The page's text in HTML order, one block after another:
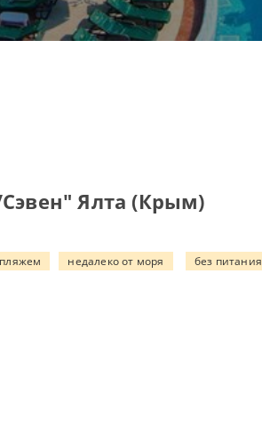
Ялта (Крым)
недалеко от моря без питания